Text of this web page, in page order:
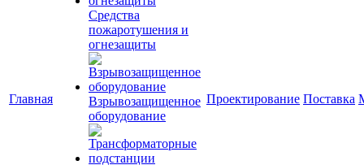
Главная
Средства
пожаротушения и
огнезащиты
Взрывозащищенное
оборудование
Проектирование Поставка